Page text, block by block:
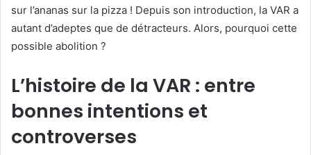
sur l’ananas sur la pizza ! Depuis son introduction, la VAR a
autant d’adeptes que de détracteurs. Alors, pourquoi cette
possible abolition ?
L’histoire de la VAR : entre
bonnes intentions et
controverses